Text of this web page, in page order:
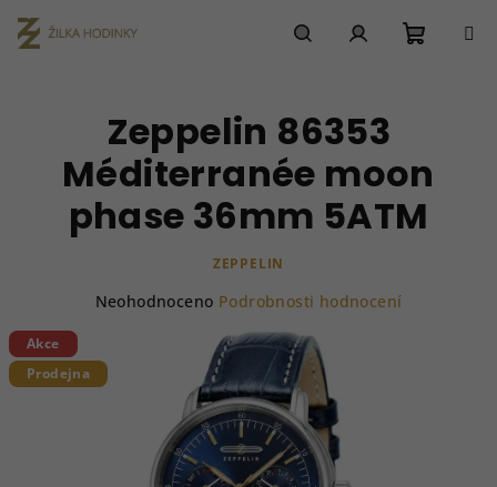
na
obsah
Zeppelin 86353
Méditerranée moon
phase 36mm 5ATM
ZEPPELIN
produktu
je
0,0
Neohodnoceno Podrobnosti hodnocení
Akce
Prodejna